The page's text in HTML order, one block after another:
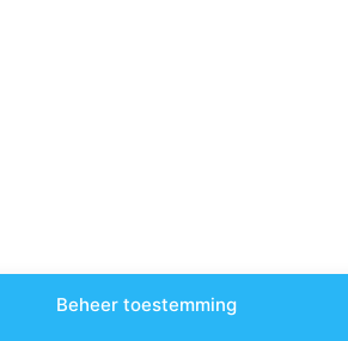
Beheer toestemming